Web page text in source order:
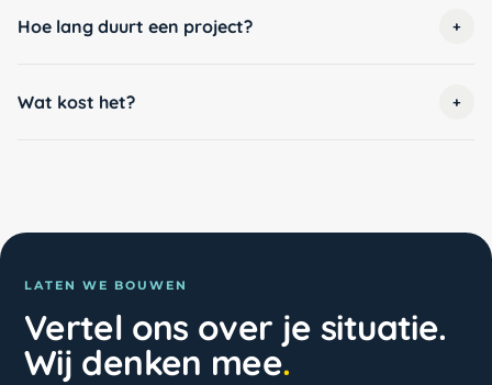
Hoe lang duurt een project? +
Wat kost het? +
LATEN WE BOUWEN
Vertel ons over je situatie.
Wij denken mee.